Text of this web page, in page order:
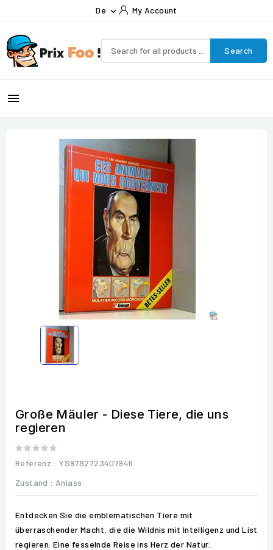
De  My Account
Search

Große Mäuler - Diese Tiere, die uns
regieren
Referenz : YS9782723407946
Zustand : Anlass
Entdecken Sie die emblematischen Tiere mit
überraschender Macht, die die Wildnis mit Intelligenz und List
regieren. Eine fesselnde Reise ins Herz der Natur.